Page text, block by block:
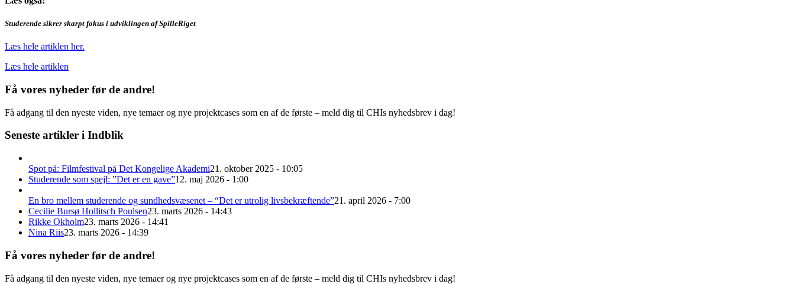
Studerende sikrer skarpt fokus i udviklingen af SpilleRiget
Læs hele artiklen her.
Læs hele artiklen
Få vores nyheder før de andre!
Få adgang til den nyeste viden, nye temaer og nye projektcases som en af de første – meld dig til CHIs nyhedsbrev i dag!
Seneste artikler i Indblik
Spot på: Filmfestival på Det Kongelige Akademi21. oktober 2025 - 10:05
Studerende som spejl: ”Det er en gave”12. maj 2026 - 1:00
En bro mellem studerende og sundhedsvæsenet – “Det er utrolig livsbekræftende”21. april 2026 - 7:00
Cecilie Bursø Hollitsch Poulsen23. marts 2026 - 14:43
Rikke Okholm23. marts 2026 - 14:41
Nina Riis23. marts 2026 - 14:39
Få vores nyheder før de andre!
Få adgang til den nyeste viden, nye temaer og nye projektcases som en af de første – meld dig til CHIs nyhedsbrev i dag!